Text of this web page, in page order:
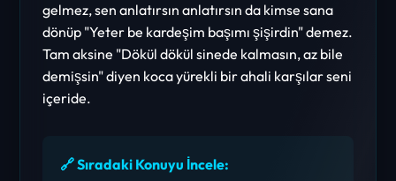
gelmez, sen anlatırsın anlatırsın da kimse sana
dönüp "Yeter be kardeşim başımı şişirdin" demez.
Tam aksine "Dökül dökül sinede kalmasın, az bile
demişsin" diyen koca yürekli bir ahali karşılar seni
içeride.
🔗 Sıradaki Konuyu İncele: